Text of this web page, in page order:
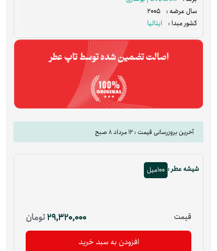
سال عرضه : 2005
کشور مبدا :
ایتالیا
آخرین بروزرسانی قیمت : 12 مرداد 8 صبح
شیشه عطر : 100میل
قیمت 29,320,000تومان
افزودن به سبد خرید